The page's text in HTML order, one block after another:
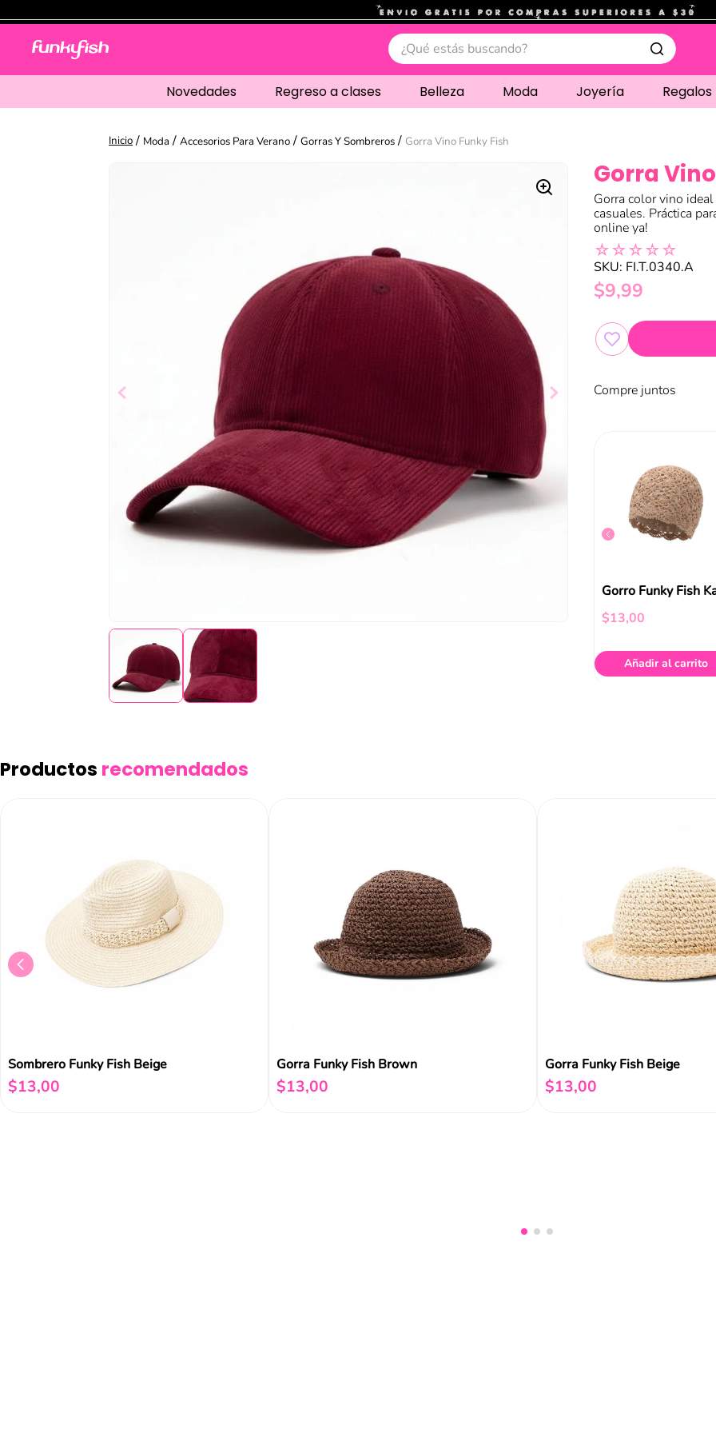
.
¿Qué estás buscando?
Novedades Regreso a clases Belleza Moda Joyería Regalos
Moda Accesorios Para Verano Gorras Y Sombreros Gorra Vino Funky Fish
Gorra
Gorra color vino
casuales. Práctica
online ya!
☆☆☆☆☆
SKU: FI.T.0340.A
$9,99
Compre juntos
Gorra Rosa Funky Fish
$9,99 11,99
$13,00
Añadir al carrito
Productos recomendados
Sombrero Funky Fish Beige
$13,00
Gorra Funky Fish Brown
$13,00
Gorra Funky Fish Beige
$13,00